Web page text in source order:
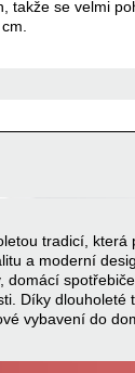
takže se velmi
tradicí,
a moderní
domácí
Díky
vybavení do